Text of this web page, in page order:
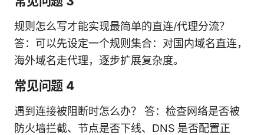
规则怎么写才能实现最简单的直连/代理分流？
答：可以先设定一个规则集合：对国内域名直连，
海外域名走代理，逐步扩展复杂度。
常见问题 4
遇到连接被阻断时怎么办？ 答：检查网络是否被
防火墙拦截、节点是否下线、DNS 是否配置正